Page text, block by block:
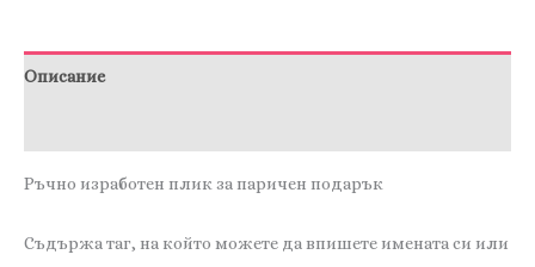
Описание
Ръчно изработен плик за паричен подарък
Съдържа таг, на който можете да впишете имената си или